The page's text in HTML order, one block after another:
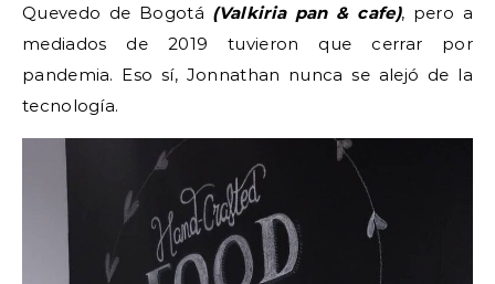
Quevedo de Bogotá (Valkiria pan & cafe), pero a
mediados de 2019 tuvieron que cerrar por
pandemia. Eso sí, Jonnathan nunca se alejó de la
tecnología.